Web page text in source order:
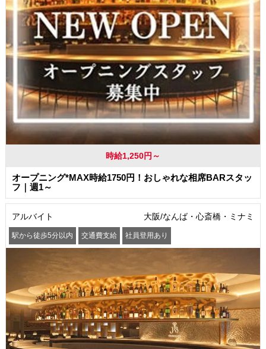
時給1,250円～
オープニング*MAX時給1750円！おしゃれな相席BARスタッ
フ｜週1～
アルバイト 大阪/なんば・心斎橋・ミナミ
駅から徒歩5分以内 交通費支給 社員登用あり